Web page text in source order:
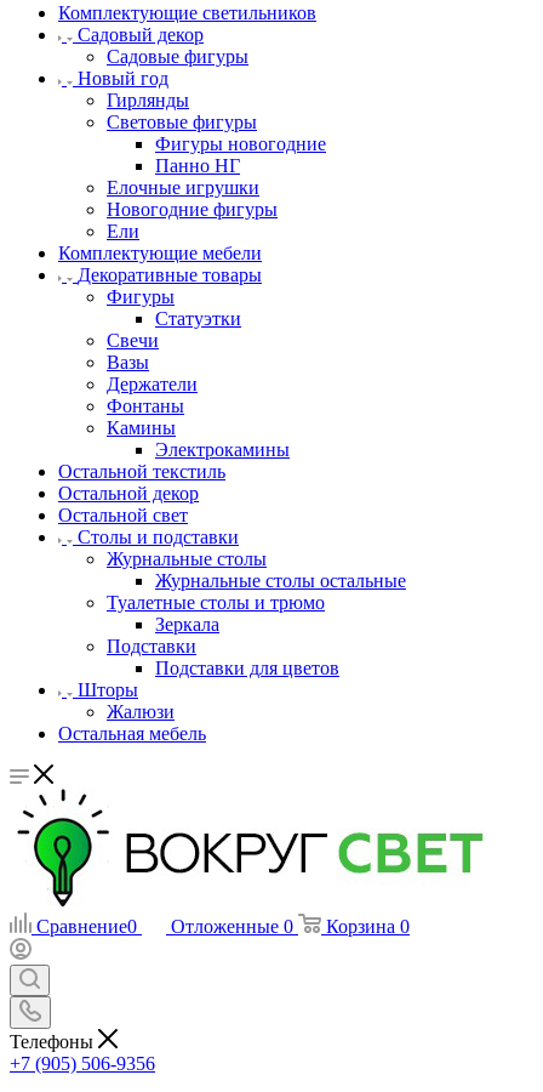
Комплектующие светильников
Садовый декор
Садовые фигуры
Новый год
Гирлянды
Световые фигуры
Фигуры новогодние
Панно НГ
Елочные игрушки
Новогодние фигуры
Ели
Комплектующие мебели
Декоративные товары
Фигуры
Статуэтки
Свечи
Вазы
Держатели
Фонтаны
Камины
Электрокамины
Остальной текстиль
Остальной декор
Остальной свет
Столы и подставки
Журнальные столы
Журнальные столы остальные
Туалетные столы и трюмо
Зеркала
Подставки
Подставки для цветов
Шторы
Жалюзи
Остальная мебель
Сравнение0 Отложенные 0 Корзина 0
Телефоны
+7 (905) 506-9356